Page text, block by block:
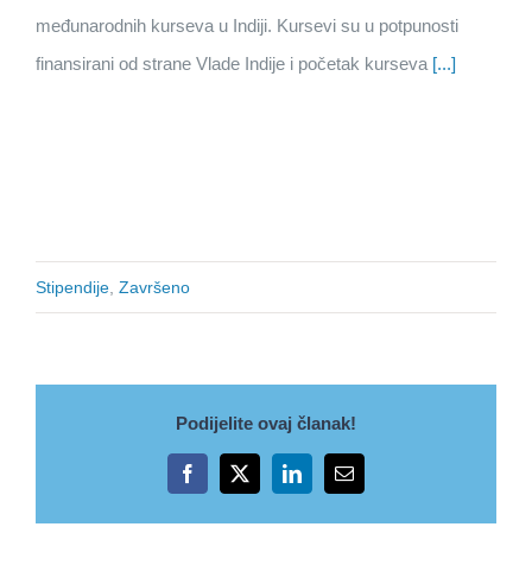
međunarodnih kurseva u Indiji. Kursevi su u potpunosti
finansirani od strane Vlade Indije i početak kurseva [...]
Stipendije, Završeno
Podijelite ovaj članak!
Facebook
X LinkedInEmail